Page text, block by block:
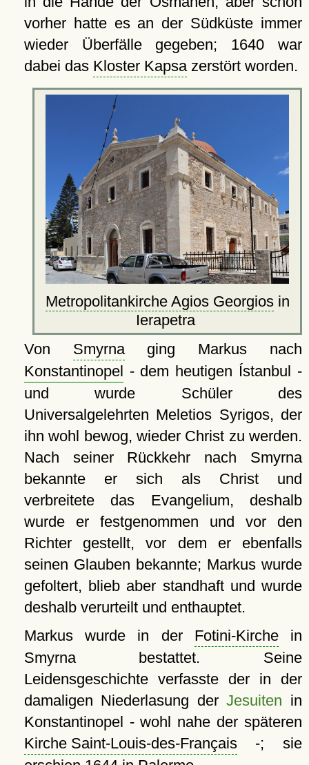
vorher hatte es an der Südküste immer
wieder Überfälle gegeben; 1640 war
dabei das Kloster Kapsazerstört worden.
Metropolitankirche Agios Georgiosin
Ierapetra
Von Smyrnaging Markus nach
Konstantinopel - dem heutigen Ístanbul -
und wurde Schüler des
Universalgelehrten Meletios Syrigos, der
ihn wohl bewog, wieder Christ zu werden.
Nach seiner Rückkehr nach Smyrna
bekannte er sich als Christ und
verbreitete das Evangelium, deshalb
wurde er festgenommen und vor den
Richter gestellt, vor dem er ebenfalls
seinen Glauben bekannte; Markus wurde
gefoltert, blieb aber standhaft und wurde
deshalb verurteilt und enthauptet.
Markus wurde in der Fotini-Kirchein
Smyrna bestattet. Seine
Leidensgeschichte verfasste der in der
damaligen Niederlasung derJesuiten in
Konstantinopel - wohl nahe der späteren
Kirche Saint-Louis-des-Français-; sie